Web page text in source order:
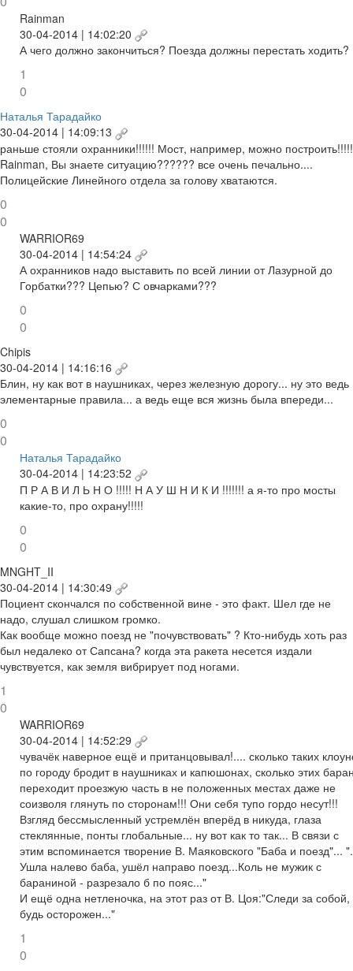
Rainman
30-04-2014 | 14:02:20
А чего должно закончиться? Поезда должны перестать ходить?
1
0
Наталья Тарадайко
30-04-2014 | 14:09:13
раньше стояли охранники!!!!!! Мост, например, можно построить!!!!!
Rainman, Вы знаете ситуацию?????? все очень печально....
Полицейские Линейного отдела за голову хватаются.
0
0
WARRIOR69
30-04-2014 | 14:54:24
А охранников надо выставить по всей линии от Лазурной до
Горбатки??? Цепью? С овчарками???
0
0
Chipis
30-04-2014 | 14:16:16
Блин, ну как вот в наушниках, через железную дорогу... ну это ведь
элементарные правила... а ведь еще вся жизнь была впереди...
0
0
Наталья Тарадайко
30-04-2014 | 14:23:52
П Р А В И Л Ь Н О !!!!! Н А У Ш Н И К И !!!!!!! а я-то про мосты
какие-то, про охрану!!!!!
0
0
MNGHT_II
30-04-2014 | 14:30:49
Поциент скончался по собственной вине - это факт. Шел где не
надо, слушал слишком громко.
Как вообще можно поезд не "почувствовать" ? Кто-нибудь хоть раз
был недалеко от Сапсана? когда эта ракета несется издали
чувствуется, как земля вибрирует под ногами.
1
0
WARRIOR69
30-04-2014 | 14:52:29
чувачёк наверное ещё и пританцовывал!.... сколько таких
по городу бродит в наушниках и капюшонах, сколько этих
переходит проезжую часть в не положенных местах даже не
соизволя глянуть по сторонам!!! Они себя тупо гордо несут!!!
Взгляд бессмысленный устремлён вперёд в никуда, глаза
стеклянные, понты глобальные... ну вот как то так... В связи с
этим вспоминается творение В. Маяковского "Баба и поезд"...
Ушла налево баба, ушёл направо поезд...Коль не мужик с
бараниной - разрезало б по пояс..."
И ещё одна нетленочка, на этот раз от В. Цоя:"Следи за собой,
будь осторожен..."
1
0